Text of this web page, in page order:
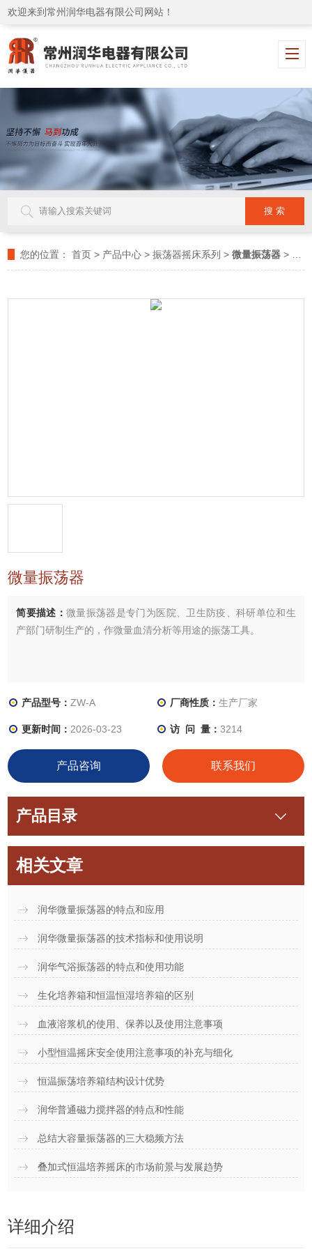
欢迎来到常州润华电器有限公司网站！
您的位置： 首页 > 产品中心 >振荡器摇床系列 >微量振荡器 > ZW-A微量振荡器
微量振荡器
简要描述： 微量振荡器是专门为医院、卫生防疫、科研单位和生
产部门研制生产的，作微量血清分析等用途的振荡工具。
产品型号：ZW-A 厂商性质： 生产厂家
更新时间： 2026-03-23 访 问 量： 3214
产品咨询 联系我们
产品目录
相关文章
润华微量振荡器的特点和应用
润华微量振荡器的技术指标和使用说明
润华气浴振荡器的特点和使用功能
生化培养箱和恒温恒湿培养箱的区别
血液溶浆机的使用、保养以及使用注意事项
小型恒温摇床安全使用注意事项的补充与细化
恒温振荡培养箱结构设计优势
润华普通磁力搅拌器的特点和性能
总结大容量振荡器的三大稳频方法
叠加式恒温培养摇床的市场前景与发展趋势
详细介绍